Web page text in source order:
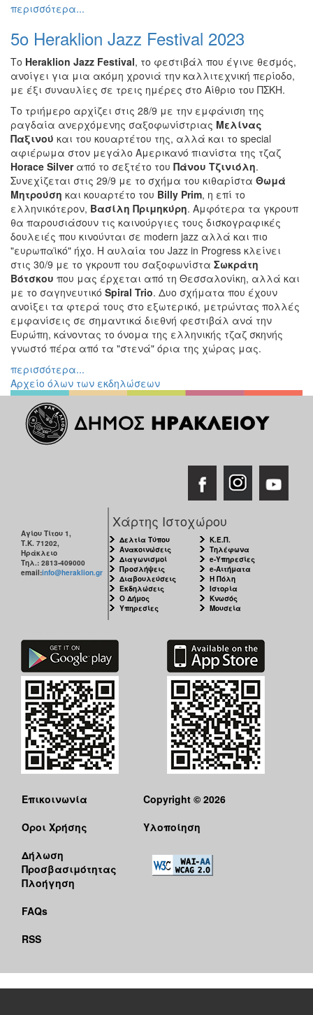
περισσότερα...
5o Heraklion Jazz Festival 2023
Το Heraklion Jazz Festival, το φεστιβάλ που έγινε θεσμός,
ανοίγει για μια ακόμη χρονιά την καλλιτεχνική περίοδο,
με έξι συναυλίες σε τρεις ημέρες στο Αίθριο του ΠΣΚΗ.
Το τριήμερο αρχίζει στις 28/9 με την εμφάνιση της
ραγδαία ανερχόμενης σαξοφωνίστριας Μελίνας
Παξινού και του κουαρτέτου της, αλλά και το special
αφιέρωμα στον μεγάλο Αμερικανό πιανίστα της τζαζ
Horace Silverαπό το σεξτέτο του Πάνου Τζινιόλη.
Συνεχίζεται στις 29/9 με το σχήμα του κιθαρίστα Θωμά
Μητρούση και κουαρτέτο του Billy Prim, η επί το
ελληνικότερον, Βασίλη Πριμηκύρη. Αμφότερα τα γκρουπ
θα παρουσιάσουν τις καινούργιες τους δισκογραφικές
δουλειές που κινούνται σε modern jazz αλλά και πιο
"ευρωπαϊκό" ήχο. Η αυλαία του Jazz in Progress κλείνει
στις 30/9 με το γκρουπ του σαξοφωνίστα Σωκράτη
Βότσκου που μας έρχεται από τη Θεσσαλονίκη, αλλά και
με το σαγηνευτικό Spiral Trio. Δυο σχήματα που έχουν
ανοίξει τα φτερά τους στο εξωτερικό, μετρώντας πολλές
εμφανίσεις σε σημαντικά διεθνή φεστιβάλ ανά την
Ευρώπη, κάνοντας το όνομα της ελληνικής τζαζ σκηνής
γνωστό πέρα από τα "στενά" όρια της χώρας μας.
περισσότερα...
Αρχείο όλων των εκδηλώσεων
Αγίου Τίτου 1,
Τ.Κ. 71202,
Ηράκλειο
Τηλ.: 2813-409000
email:info@heraklion.gr
Χάρτης Ιστοχώρου
Δελτία Τύπου
Ανακοινώσεις
Διαγωνισμοί
Προσλήψεις
Διαβουλεύσεις
Εκδηλώσεις
Ο Δήμος
Υπηρεσίες
Κ.Ε.Π.
Τηλέφωνα
e-Υπηρεσίες
e-Αιτήματα
Η Πόλη
Ιστορία
Κνωσός
Μουσεία
Επικοινωνία
Όροι Χρήσης
Δήλωση
Προσβασιμότητας
Πλοήγηση
FAQs
RSS
Copyright © 2026
Υλοποίηση